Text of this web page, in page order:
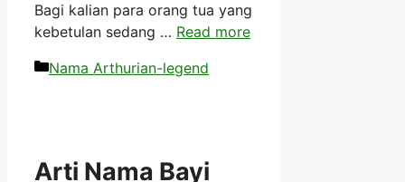
Bagi kalian para orang tua yang
kebetulan sedang … Read more
Kategori
Nama Arthurian-legend
Arti Nama Bayi